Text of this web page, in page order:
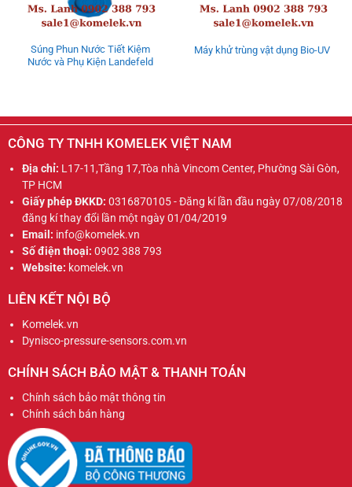
Súng Phun Nước Tiết Kiệm
Nước và Phụ Kiện Landefeld
Máy khử trùng vật dụng Bio-UV
CÔNG TY TNHH KOMELEK VIỆT NAM
Địa chỉ: L17-11,Tầng 17,Tòa nhà Vincom Center, Phường Sài Gòn,
TP HCM
Giấy phép ĐKKD: 0316870105 - Đăng kí lần đầu ngày 07/08/2018
đăng kí thay đổi lần một ngày 01/04/2019
Email: info@komelek.vn
Số điện thoại: 0902 388 793
Website: komelek.vn
LIÊN KẾT NỘI BỘ
Komelek.vn
Dynisco-pressure-sensors.com.vn
CHÍNH SÁCH BẢO MẬT & THANH TOÁN
Chính sách bảo mật thông tin
Chính sách bán hàng